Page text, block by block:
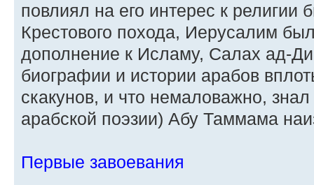
повлиял на его интерес к религии
Крестового похода, Иерусалим
дополнение к Исламу, Салах ад-
биографии и истории арабов
скакунов, и что немаловажно,
арабской поэзии) Абу Таммама
Первые завоевания